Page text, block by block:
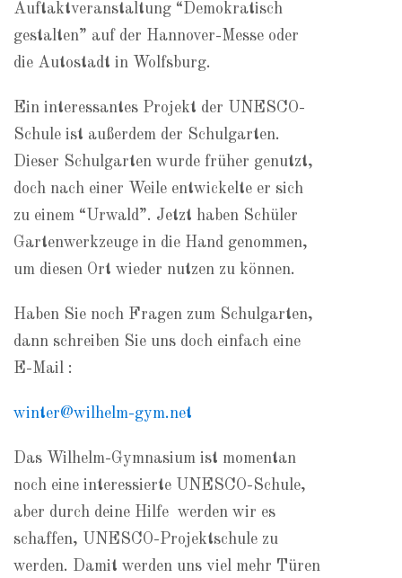
Auftaktveranstaltung “Demokratisch
gestalten” auf der Hannover-Messe oder
die Autostadt in Wolfsburg.
Ein interessantes Projekt der UNESCO-
Schule ist außerdem der Schulgarten.
Dieser Schulgarten wurde früher genutzt,
doch nach einer Weile entwickelte er sich
zu einem “Urwald”. Jetzt haben Schüler
Gartenwerkzeuge in die Hand genommen,
um diesen Ort wieder nutzen zu können.
Haben Sie noch Fragen zum Schulgarten,
dann schreiben Sie uns doch einfach eine
E-Mail :
winter@wilhelm-gym.net
Das Wilhelm-Gymnasium ist momentan
noch eine interessierte UNESCO-Schule,
aber durch deine Hilfe werden wir es
schaffen, UNESCO-Projektschule zu
werden. Damit werden uns viel mehr Türen